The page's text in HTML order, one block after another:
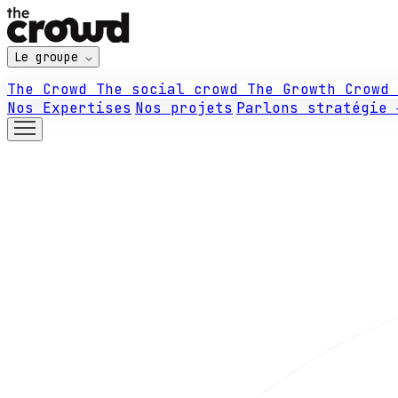
Le groupe
The Crowd The social crowd The Growth Crowd
Nos Expertises Nos projets Parlons stratégie